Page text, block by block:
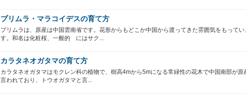
プリムラ・マラコイデスの育て方
プリムラは、原産は中国雲南省です。花形からもどこか中国から渡ってきた雰囲気をもってい
す。和名は化粧桜、一般的 にはサク...
カラタネオガタマの育て方
カラタネオガタマはモクレン科の植物で、樹高4mから5mになる常緑性の花木で中国南部が原
言われており、トウオガタマと言...